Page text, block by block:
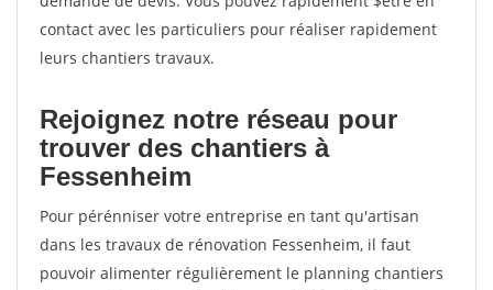
contact avec les particuliers pour réaliser rapidement
leurs chantiers travaux.
Rejoignez notre réseau pour
trouver des chantiers à
Fessenheim
Pour pérénniser votre entreprise en tant qu'artisan
dans les travaux de rénovation Fessenheim, il faut
pouvoir alimenter régulièrement le planning chantiers